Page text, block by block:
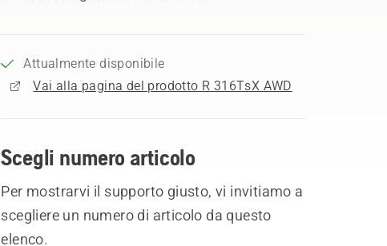
Attualmente disponibile
Vai alla pagina del prodotto R 316TsX AWD
Scegli numero articolo
Per mostrarvi il supporto giusto, vi invitiamo a
scegliere un numero di articolo da questo
elenco.